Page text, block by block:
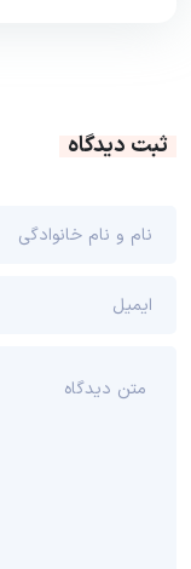
ثبت دیدگاه